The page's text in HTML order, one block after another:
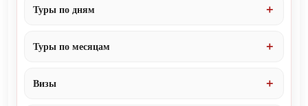
Туры по дням
Туры по месяцам
Визы